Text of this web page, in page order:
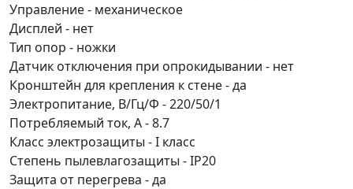
Управление - механическое
Дисплей - нет
Тип опор - ножки
Датчик отключения при опрокидывании - нет
Кронштейн для крепления к стене - да
Электропитание, В/Гц/Ф - 220/50/1
Потребляемый ток, А - 8.7
Класс электрозащиты - I класс
Степень пылевлагозащиты - IP20
Защита от перегрева - да